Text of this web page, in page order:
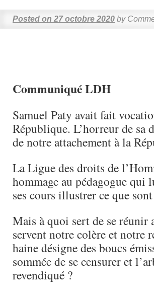
Posted on 27 octobre 2020 by
Communiqué LDH
Samuel Paty avait fait
République. L’horreur de
de notre attachement à la
La Ligue des droits de
hommage au pédagogue qui
ses cours illustrer ce que
Mais à quoi sert de se réunir
servent notre colère et notre
haine désigne des boucs
sommée de se censurer et
revendiqué ?